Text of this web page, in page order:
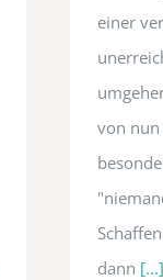
einer
von nun
dann [...]